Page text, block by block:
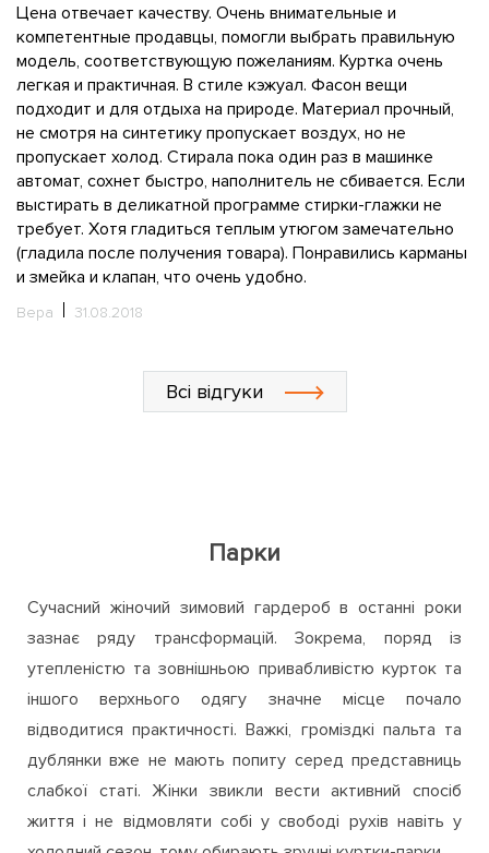
Цена отвечает качеству. Очень внимательные и
компетентные продавцы, помогли выбрать правильную
модель, соответствующую пожеланиям. Куртка очень
легкая и практичная. В стиле кэжуал. Фасон вещи
подходит и для отдыха на природе. Материал прочный,
не смотря на синтетику пропускает воздух, но не
пропускает холод. Стирала пока один раз в машинке
автомат, сохнет быстро, наполнитель не сбивается. Если
выстирать в деликатной программе стирки-глажки не
требует. Хотя гладиться теплым утюгом замечательно
(гладила после получения товара). Понравились карманы
и змейка и клапан, что очень удобно.
Вера 31.08.2018
Всі відгуки
Парки
Сучасний жіночий зимовий гардероб в останні роки
зазнає ряду трансформацій. Зокрема, поряд із
утепленістю та зовнішньою привабливістю курток та
іншого верхнього одягу значне місце почало
відводитися практичності. Важкі, громіздкі пальта та
дублянки вже не мають попиту серед представниць
слабкої статі. Жінки звикли вести активний спосіб
життя і не відмовляти собі у свободі рухів навіть у